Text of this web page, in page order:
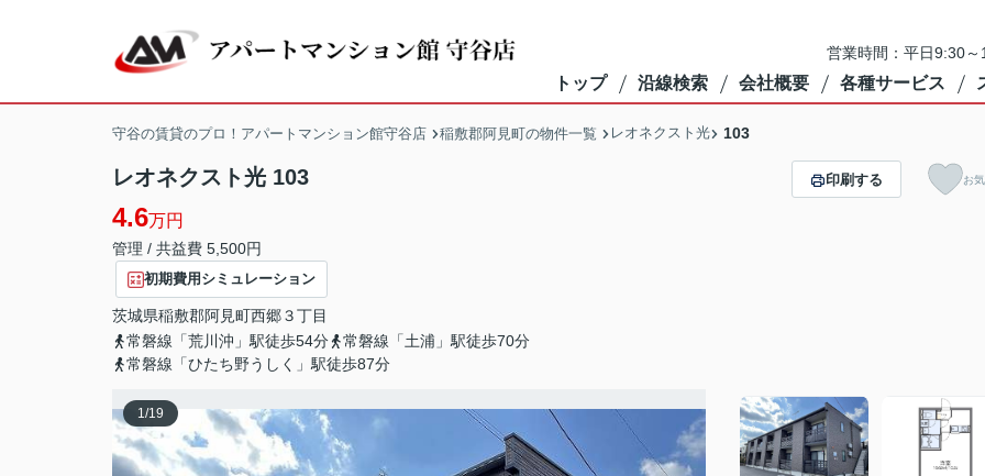
営業時間：平日9:30
トップ 沿線検索 会社概要 各種サービス
守谷の賃貸のプロ！アパートマンション館守谷店 稲敷郡阿見町の物件一覧 レオネクスト光 103
レオネクスト光 103
4.6万円
管理 / 共益費 5,500円
初期費用シミュレーション
茨城県稲敷郡阿見町西郷３丁目
常磐線「荒川沖」駅徒歩54分
常磐線「土浦」駅徒歩70分
常磐線「ひたち野うしく」駅徒歩87分
印刷する お
1/19